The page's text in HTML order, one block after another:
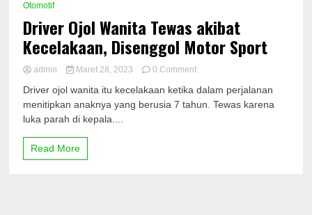
Otomotif
Driver Ojol Wanita Tewas akibat
Kecelakaan, Disenggol Motor Sport
admin Maret 28, 2023 0 Commenton
Ojol
Wanita
Driver ojol wanita itu kecelakaan ketika dalam perjalanan
menitipkan anaknya yang berusia 7 tahun. Tewas karena
luka parah di kepala....
Read More